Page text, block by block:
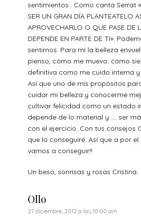
sentimientos . Como canta Serrat »
SER UN GRAN DÍA PLANTEATELO
APROVECHARLO O QUE PASE DE
DEPENDE EN PARTE DE TI».
sentirnos. Para mí la belleza
pienso, cómo me muevo. cómo
definitiva como me cuido interna
Así que uno de mis propósitos
cuidar mi belleza y conocerme
cultivar felicidad como un estado
depende de lo material y …. ser
con el ejercicio. Con tus consejos
que lo conseguiré. Así que a por el
vamos a conseguir!!
Un beso, sonrisas y rosas Cristina.
Ollo
27 diciembre, 2012 a las 10:00 am